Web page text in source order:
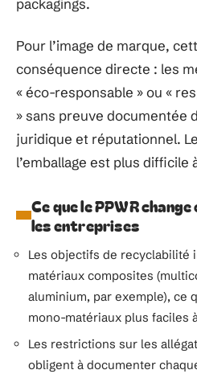
packagings.
Pour l’image de marque,
conséquence directe : les
« éco-responsable » ou «
» sans preuve documentée
juridique et réputationnel.
l’emballage est plus difficile
Ce que le PPWR
les entreprises
Les objectifs de recyclabilité
matériaux composites
aluminium, par exemple), ce
mono-matériaux plus faciles
Les restrictions sur les
obligent à documenter